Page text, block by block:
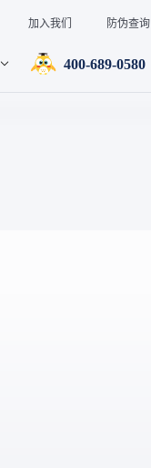
加入我们 防伪查询
400-689-0580